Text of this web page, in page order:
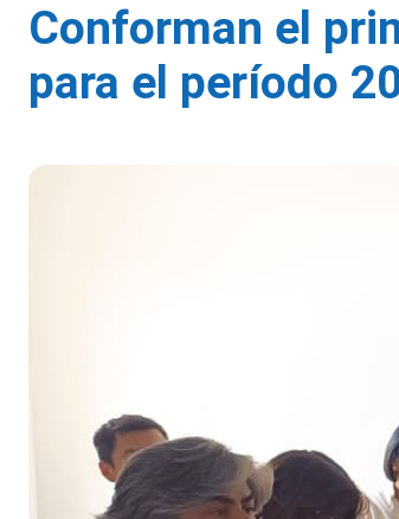
Conforman el
para el período